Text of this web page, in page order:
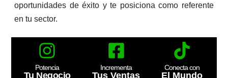
oportunidades de éxito y te posiciona como referente
en tu sector.
Potencia
Tu Negocio
Incrementa
Tus Ventas
Conecta con
El Mundo